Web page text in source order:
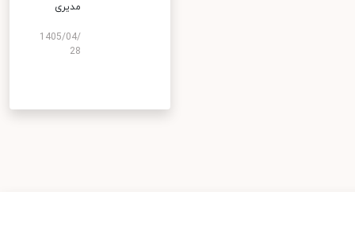
مدیری
1405/04/
28